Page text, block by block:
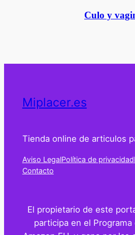
Culo y
Miplacer.es
Tienda online de articulos
Aviso LegalPolítica de privacidad
Contacto
El propietario de este
participa en el